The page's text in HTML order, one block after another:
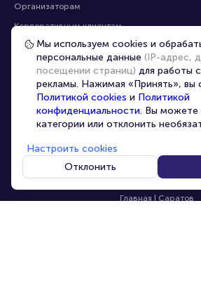
Организаторам
Корпоративным клиентам
VIP-билеты
Условия использования
Персональные данные
Контакты
Карта сайта
Управление cookies
8-800-
Все
Главная | Саратов
Мы используем cookies и
персональные данные (IP-адрес,
посещении страниц) для работы
рекламы. Нажимая «Принять», вы
Политикой cookies и Политикой
конфиденциальности. Вы можете
категории или отклонить
Настроить cookies
Отклонить